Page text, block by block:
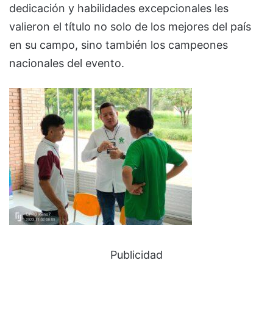
dedicación y habilidades excepcionales les
valieron el título no solo de los mejores del país
en su campo, sino también los campeones
nacionales del evento.
Publicidad